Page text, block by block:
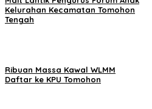
Kelurahan Kecamatan Tomohon
Tengah
Ribuan Massa Kawal WLMM
Daftar ke KPU Tomohon